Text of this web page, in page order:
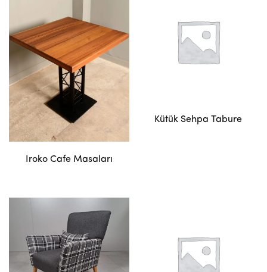
Iroko Cafe Masaları
Kütük Sehpa Tabure